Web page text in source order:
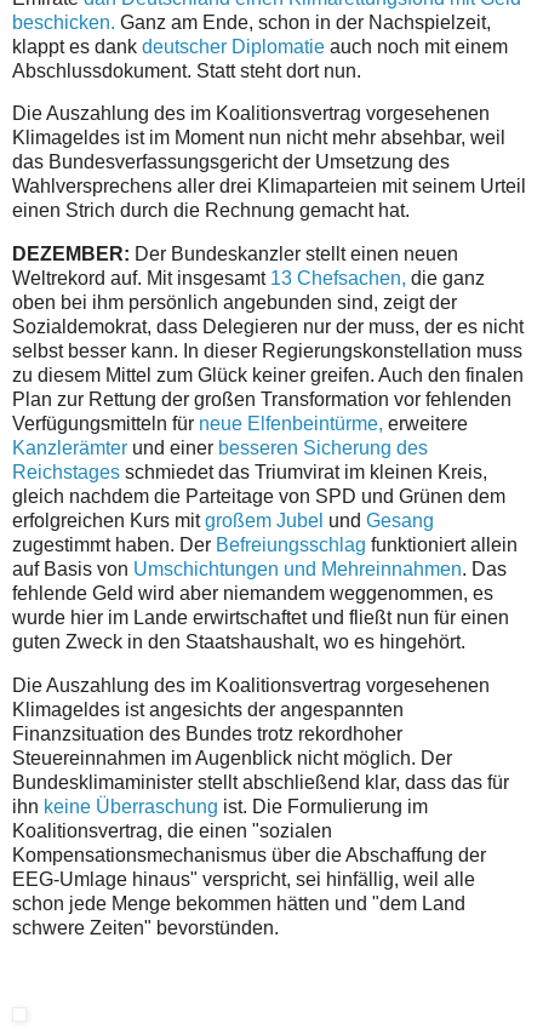
beschicken. Ganz am Ende, schon in der Nachspielzeit,
klappt es dank deutscher Diplomatie auch noch mit einem
Abschlussdokument. Statt steht dort nun.
Die Auszahlung des im Koalitionsvertrag vorgesehenen
Klimageldes ist im Moment nun nicht mehr absehbar, weil
das Bundesverfassungsgericht der Umsetzung des
Wahlversprechens aller drei Klimaparteien mit seinem Urteil
einen Strich durch die Rechnung gemacht hat.
DEZEMBER: Der Bundeskanzler stellt einen neuen
Weltrekord auf. Mit insgesamt13 Chefsachen, die ganz
oben bei ihm persönlich angebunden sind, zeigt der
Sozialdemokrat, dass Delegieren nur der muss, der es nicht
selbst besser kann. In dieser Regierungskonstellation muss
zu diesem Mittel zum Glück keiner greifen. Auch den finalen
Plan zur Rettung der großen Transformation vor fehlenden
Verfügungsmitteln für neue Elfenbeintürme, erweitere
Kanzlerämter und einer besseren Sicherung des
Reichstages schmiedet das Triumvirat im kleinen Kreis,
gleich nachdem die Parteitage von SPD und Grünen dem
erfolgreichen Kurs mitgroßem Jubel und Gesang
zugestimmt haben. Der Befreiungsschlag funktioniert allein
auf Basis von Umschichtungen und Mehreinnahmen. Das
fehlende Geld wird aber niemandem weggenommen, es
wurde hier im Lande erwirtschaftet und fließt nun für einen
guten Zweck in den Staatshaushalt, wo es hingehört.
Die Auszahlung des im Koalitionsvertrag vorgesehenen
Klimageldes ist angesichts der angespannten
Finanzsituation des Bundes trotz rekordhoher
Steuereinnahmen im Augenblick nicht möglich. Der
Bundesklimaminister stellt abschließend klar, dass das für
ihn keine Überraschung ist. Die Formulierung im
Koalitionsvertrag, die einen "sozialen
Kompensationsmechanismus über die Abschaffung der
EEG-Umlage hinaus" verspricht, sei hinfällig, weil alle
schon jede Menge bekommen hätten und "dem Land
schwere Zeiten" bevorstünden.